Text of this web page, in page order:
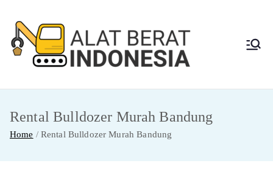
content
Berat
Indon
Jasa Sewa Alat
Rental Bulldozer Murah Bandung
Home Rental Bulldozer Murah Bandung